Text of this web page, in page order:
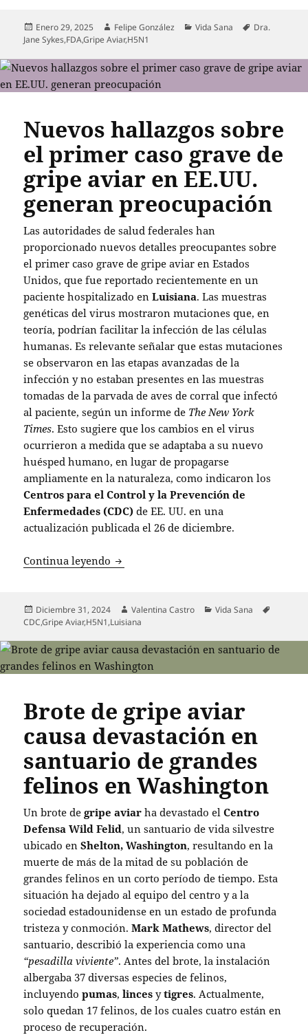
Publicado
el
Enero 29, 2025 Autor
Felipe González Categorías
Vida Sana Etiquetas
Dra.
Jane Sykes,FDA,Gripe Aviar,H5N1
Nuevos hallazgos sobre
el primer caso grave de
gripe aviar en EE.UU.
generan preocupación
Las autoridades de salud federales han
proporcionado nuevos detalles preocupantes sobre
el primer caso grave de gripe aviar en Estados
Unidos, que fue reportado recientemente en un
paciente hospitalizado enLuisiana. Las muestras
genéticas del virus mostraron mutaciones que, en
teoría, podrían facilitar la infección de las células
humanas. Es relevante señalar que estas mutaciones
se observaron en las etapas avanzadas de la
infección y no estaban presentes en las muestras
tomadas de la parvada de aves de corral que infectó
al paciente, según un informe de The New York
Times. Esto sugiere que los cambios en el virus
ocurrieron a medida que se adaptaba a su nuevo
huésped humano, en lugar de propagarse
ampliamente en la naturaleza, como indicaron los
Centros para el Control y la Prevención de
Enfermedades (CDC) de EE. UU. en una
actualización publicada el 26 de diciembre.
Continua leyendo Nuevos hallazgos sobre el primer
Publicado
el
Diciembre 31, 2024 Autor
Valentina Castro Categorías
Vida Sana
CDC,Gripe Aviar,H5N1,Luisiana
Brote de gripe aviar
causa devastación en
santuario de grandes
felinos en Washington
Un brote degripe aviar ha devastado elCentro
Defensa Wild Felid, un santuario de vida silvestre
ubicado enShelton, Washington, resultando en la
muerte de más de la mitad de su población de
grandes felinos en un corto período de tiempo. Esta
situación ha dejado al equipo del centro y a la
sociedad estadounidense en un estado de profunda
tristeza y conmoción.Mark Mathews, director del
santuario, describió la experiencia como una
“pesadilla viviente”. Antes del brote, la instalación
albergaba 37 diversas especies de felinos,
incluyendopumas,linces ytigres. Actualmente,
solo quedan 17 felinos, de los cuales cuatro están en
proceso de recuperación.